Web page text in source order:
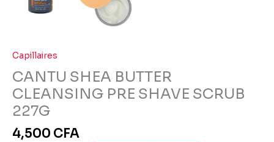
Capillaires
CANTU SHEA BUTTER
CLEANSING PRE SHAVE SCRUB
227G
4,500 CFA